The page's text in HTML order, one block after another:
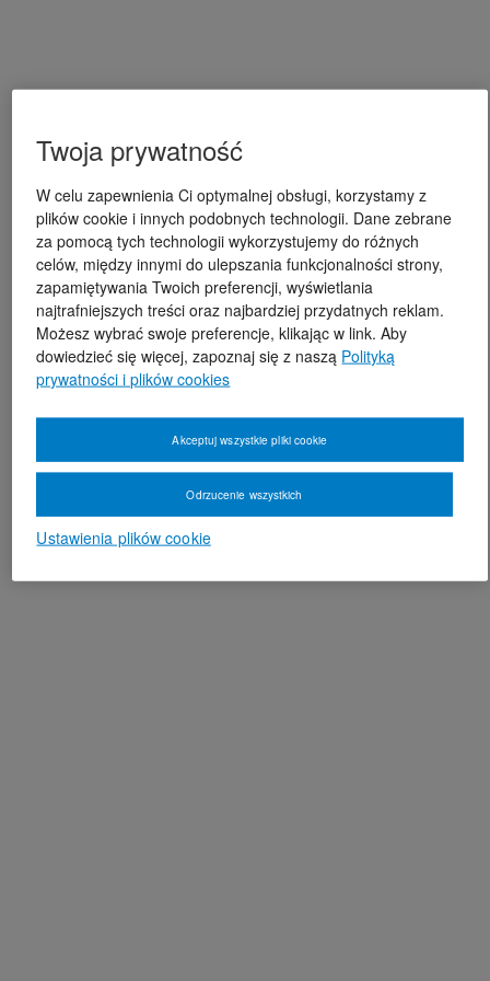
Twoja prywatność
W celu zapewnienia Ci optymalnej obsługi, korzystamy z
plików cookie i innych podobnych technologii. Dane zebrane
za pomocą tych technologii wykorzystujemy do różnych
celów, między innymi do ulepszania funkcjonalności strony,
zapamiętywania Twoich preferencji, wyświetlania
najtrafniejszych treści oraz najbardziej przydatnych reklam.
Możesz wybrać swoje preferencje, klikając w link. Aby
dowiedzieć się więcej, zapoznaj się z naszą Polityką
prywatności i plików cookies
Ustawienia plików cookie
Odrzucenie wszystkich
Akceptuj wszystkie pliki cookie